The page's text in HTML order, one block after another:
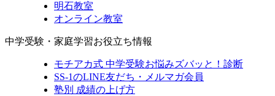
明石教室
オンライン教室
中学受験・家庭学習お役立ち情報
モチアカ式 中学受験お悩みズバッと！診断
SS-1のLINE友だち・メルマガ会員
塾別 成績の上げ方